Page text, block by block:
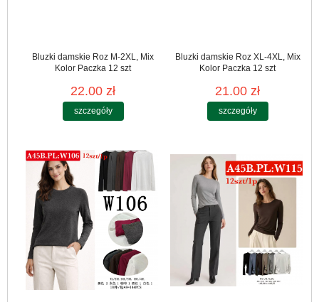
Bluzki damskie Roz M-2XL, Mix
Kolor Paczka 12 szt
22.00 zł
szczegóły
Bluzki damskie Roz XL-4XL, Mix
Kolor Paczka 12 szt
21.00 zł
szczegóły